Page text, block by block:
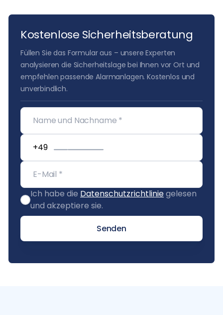
Kostenlose Sicherheitsberatung
Füllen Sie das Formular aus – unsere Experten
analysieren die Sicherheitslage bei Ihnen vor Ort und
empfehlen passende Alarmanlagen. Kostenlos und
unverbindlich.
Ich habe die Datenschutzrichtliniegelesen
und akzeptiere sie.
Senden